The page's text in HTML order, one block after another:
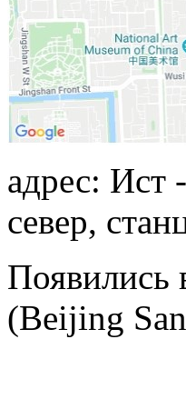
адрес: Ист
север,
Появились
(Beijing